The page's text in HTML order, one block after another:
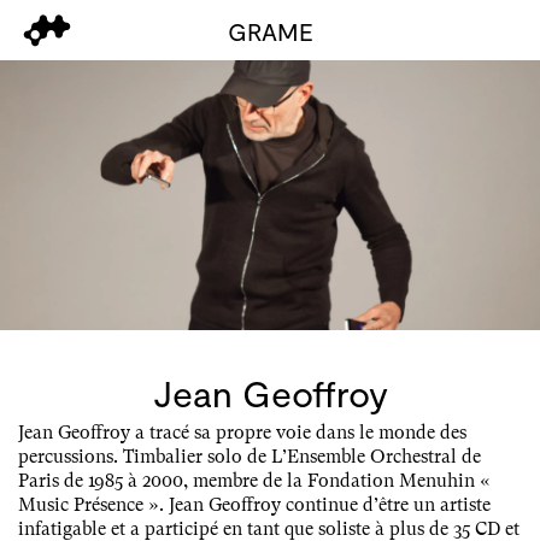
GRAME
Jean Geoffroy
Jean Geoffroy a tracé sa propre voie dans le monde des
percussions. Timbalier solo de L’Ensemble Orchestral de
Paris de 1985 à 2000, membre de la Fondation Menuhin «
Music Présence ». Jean Geoffroy continue d’être un artiste
infatigable et a participé en tant que soliste à plus de 35 CD et